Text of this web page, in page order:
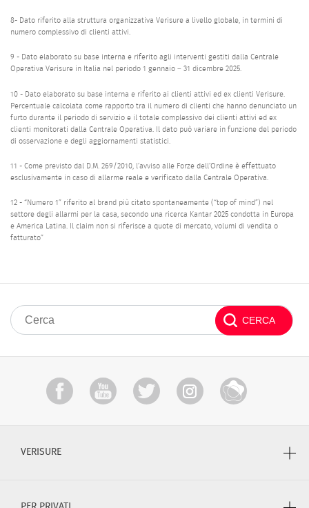
8- Dato riferito alla struttura organizzativa Verisure a livello globale, in termini di
numero complessivo di clienti attivi.
9 - Dato elaborato su base interna e riferito agli interventi gestiti dalla Centrale
Operativa Verisure in Italia nel periodo 1 gennaio – 31 dicembre 2025.
10 - Dato elaborato su base interna e riferito ai clienti attivi ed ex clienti Verisure.
Percentuale calcolata come rapporto tra il numero di clienti che hanno denunciato un
furto durante il periodo di servizio e il totale complessivo dei clienti attivi ed ex
clienti monitorati dalla Centrale Operativa. Il dato può variare in funzione del periodo
di osservazione e degli aggiornamenti statistici.
11 - Come previsto dal D.M. 269/2010, l’avviso alle Forze dell’Ordine è effettuato
esclusivamente in caso di allarme reale e verificato dalla Centrale Operativa.
12 - “Numero 1” riferito al brand più citato spontaneamente (“top of mind”) nel
settore degli allarmi per la casa, secondo una ricerca Kantar 2025 condotta in Europa
e America Latina. Il claim non si riferisce a quote di mercato, volumi di vendita o
fatturato”
VERISURE